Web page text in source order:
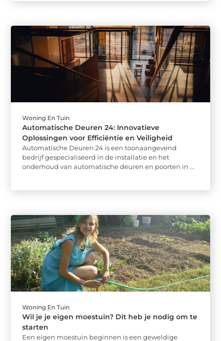
Woning En Tuin
Automatische Deuren 24: Innovatieve
Oplossingen voor Efficiëntie en Veiligheid
Automatische Deuren 24 is een toonaangevend
bedrijf gespecialiseerd in de installatie en het
onderhoud van automatische deuren en poorten in ...
Woning En Tuin
Wil je je eigen moestuin? Dit heb je nodig om te
starten
Een eigen moestuin beginnen is een geweldige